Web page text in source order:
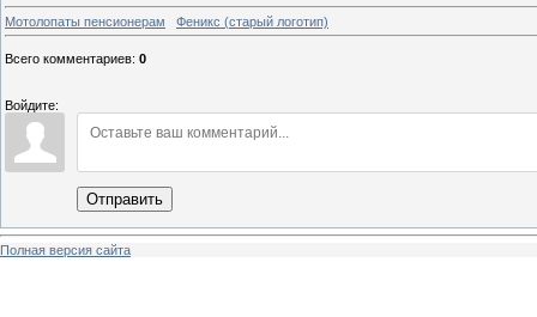
Мотолопаты пенсионерам Феникс (старый логотип)
Всего комментариев: 0
Войдите:
Отправить
Полная версия сайта